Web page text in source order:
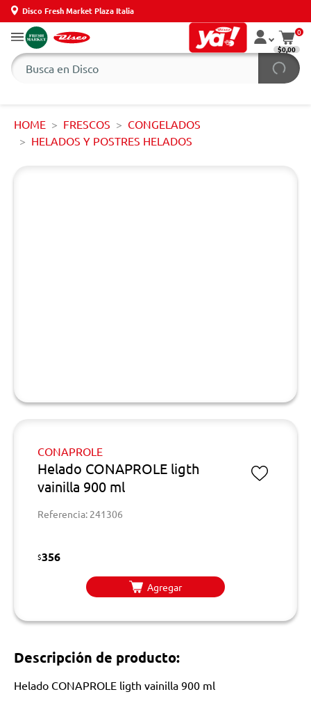
Disco Fresh Market Plaza Italia
0
$0,00
HOME FRESCOS
CONGELADOS
HELADOS Y POSTRES HELADOS
CONAPROLE
Helado CONAPROLE ligth
vainilla 900 ml
Referencia: 241306
$356
Agregar
Descripción de producto:
Helado CONAPROLE ligth vainilla 900 ml